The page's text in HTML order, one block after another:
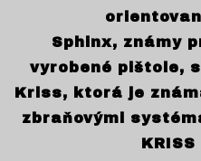
Sphinx, známy
vyrobené pištole,
Kriss, ktorá je
zbraňovými